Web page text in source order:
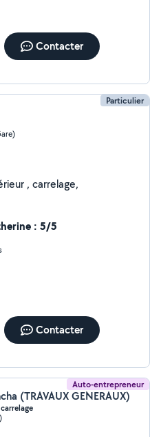
Contacter
Particulier
, carrelage,
: 5/5
Contacter
Auto-entrepreneur
(TRAVAUX GENERAUX)